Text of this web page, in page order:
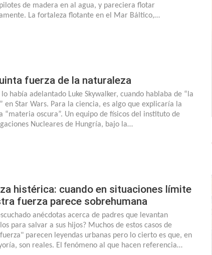
de madera en al agua, y pareciera flotar
La fortaleza flotante en el Mar Báltico,…
fuerza de la naturaleza
lo había adelantado Luke Skywalker, cuando hablaba de “la
en Star Wars. Para la ciencia, es algo que explicaría la
“materia oscura”. Un equipo de físicos del instituto de
Nucleares de Hungría, bajo la…
histérica: cuando en situaciones límite
fuerza parece sobrehumana
anécdotas acerca de padres que levantan
para salvar a sus hijos? Muchos de estos casos de
parecen leyendas urbanas pero lo cierto es que, en
son reales. El fenómeno al que hacen referencia…